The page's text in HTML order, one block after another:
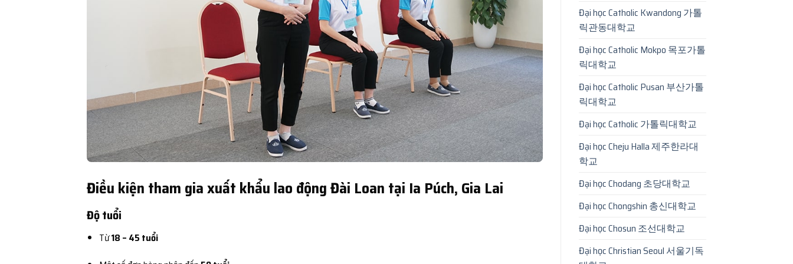
Điều kiện tham gia xuất khẩu lao động Đài Loan tại Ia Púch, Gia Lai
Độ tuổi
Từ18 – 45 tuổi
Đại học Catholic Kwandong 가톨
릭관동대학교
Đại học Catholic Mokpo 목포가톨
릭대학교
Đại học Catholic Pusan 부산가톨
릭대학교
Đại học Catholic 가톨릭대학교
Đại học Cheju Halla 제주한라대
학교
Đại học Chodang 초당대학교
Đại học Chongshin 총신대학교
Đại học Chosun 조선대학교
Đại học Christian Seoul 서울기독